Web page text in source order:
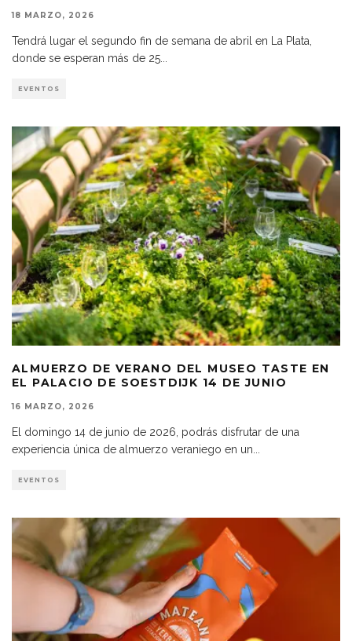
18 MARZO, 2026
Tendrá lugar el segundo fin de semana de abril en La Plata,
donde se esperan más de 25...
EVENTOS
ALMUERZO DE VERANO DEL MUSEO TASTE EN
EL PALACIO DE SOESTDIJK 14 DE JUNIO
16 MARZO, 2026
El domingo 14 de junio de 2026, podrás disfrutar de una
experiencia única de almuerzo veraniego en un
EVENTOS